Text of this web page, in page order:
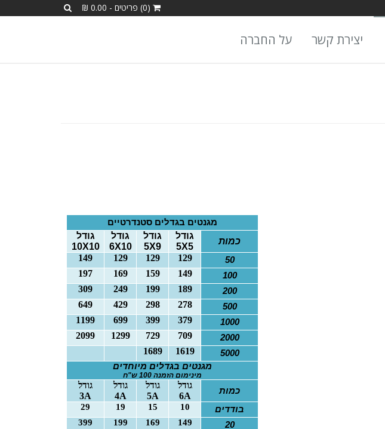
(0) פריטים - 0.00 ₪
יצירת קשר על החברה
מגנטים בגדלים סטנדרטיים
כמות
גודל
5X5
גודל
5X9
גודל
6X10
גודל
10X10
50
129
129
129
149
100
149
159
169
197
200
189
199
249
309
500
278
298
429
649
1000
379
399
699
1199
2000
709
729
1299
2099
5000
1619
1689
מגנטים בגדלים מיוחדים
מינימום הזמנה 100 ש"ח
כמות
גודל
6A
גודל
5A
גודל
4A
גודל
3A
בודדים 10
15
19
29
20
149
169
199
399